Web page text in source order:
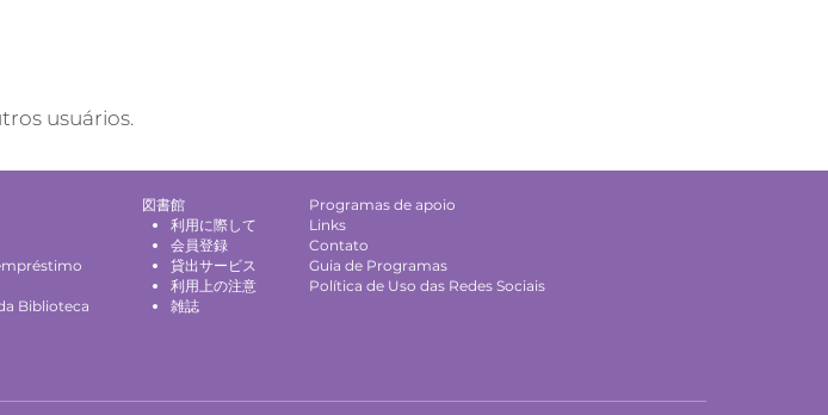
usuários.
Biblioteca
図書館
利用に際して
会員登録
貸出サービス
利用上の注意
雑誌
Programas de apoio
Links
Contato
Guia de Programas
Política de Uso das Redes Sociais